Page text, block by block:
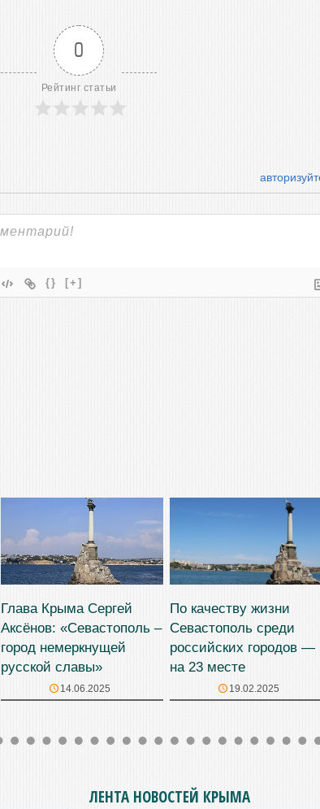
0
Рейтинг статьи
{} [+]
Глава Крыма Сергей
Аксёнов: «Севастополь –
город немеркнущей
русской славы»
14.06.2025
По качеству жизни
Севастополь среди
российских городов —
на 23 месте
19.02.2025
ЛЕНТА НОВОСТЕЙ КРЫМА